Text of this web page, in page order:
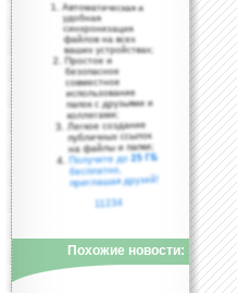
Автоматическая и
удобная
синхронизация
файлов на всех
ваших устройствах;
Простое и
безопасное
совместное
использование
папок с друзьями и
коллегами;
Легкое создание
публичных ссылок
на файлы и папки;
Получите до25 ГБ
бесплатно,
приглашая друзей!
11234
Похожие новости: